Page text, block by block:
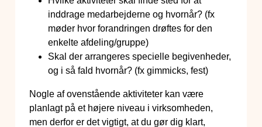
inddrage medarbejderne og hvornår? (fx
møder hvor forandringen drøftes for den
enkelte afdeling/gruppe)
Skal der arrangeres specielle begivenheder,
og i så fald hvornår? (fx gimmicks, fest)
Nogle af ovenstående aktiviteter kan være
planlagt på et højere niveau i virksomheden,
men derfor er det vigtigt, at du gør dig klart,